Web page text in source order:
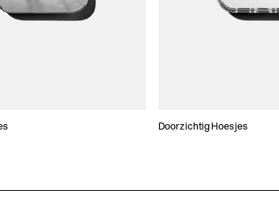
Doorzichtig Hoesjes